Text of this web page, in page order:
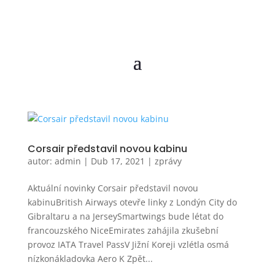
Corsair představil novou kabinu
autor: admin | Dub 17, 2021 | zprávy
Aktuální novinky Corsair představil novou
kabinuBritish Airways otevře linky z Londýn City do
Gibraltaru a na JerseySmartwings bude létat do
francouzského NiceEmirates zahájila zkušební
provoz IATA Travel PassV Jižní Koreji vzlétla osmá
nízkonákladovka Aero K Zpět...